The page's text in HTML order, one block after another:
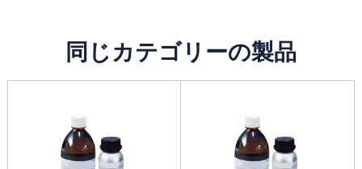
同じカテゴリーの製品